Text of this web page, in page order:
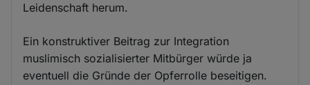
Leidenschaft herum.
Ein konstruktiver Beitrag zur Integration
muslimisch sozialisierter Mitbürger würde ja
eventuell die Gründe der Opferrolle beseitigen.